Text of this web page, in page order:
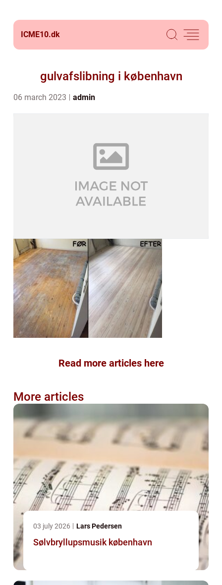
ICME10.dk
gulvafslibning i københavn
06 march 2023 admin
Read more articles here
More articles
03 july 2026 Lars Pedersen
Sølvbryllupsmusik københavn